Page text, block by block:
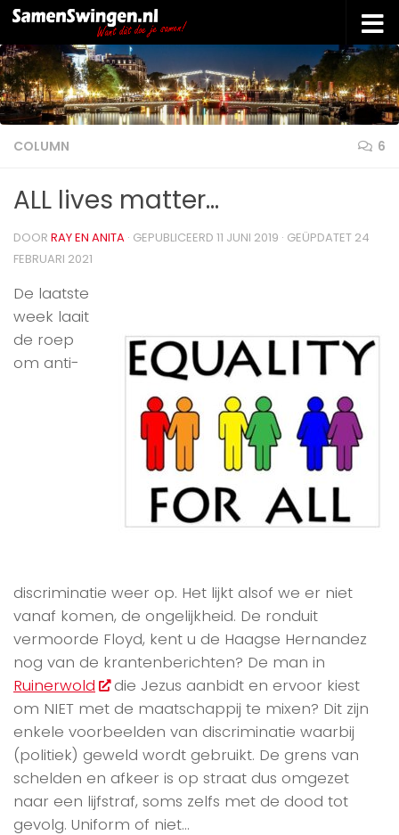
Doorgaan naar inhoud
COLUMN 6
ALL lives matter…
DOOR RAY EN ANITA · GEPUBLICEERD 11 JUNI 2019 · GEÜPDATET 24
FEBRUARI 2021
De laatste
week laait
de roep
om anti-
discriminatie weer op. Het lijkt alsof we er niet
vanaf komen, de ongelijkheid. De ronduit
vermoorde Floyd, kent u de Haagse Hernandez
nog van de krantenberichten? De man in
Ruinerwold
die Jezus aanbidt en ervoor kiest
om NIET met de maatschappij te mixen? Dit zijn
enkele voorbeelden van discriminatie waarbij
(politiek) geweld wordt gebruikt. De grens van
schelden en afkeer is op straat dus omgezet
naar een lijfstraf, soms zelfs met de dood tot
gevolg. Uniform of niet…